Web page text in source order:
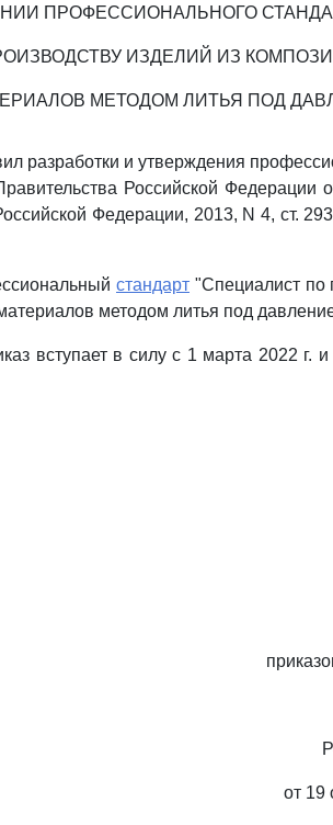
ПРОФЕССИОНАЛЬНОГО
ИЗДЕЛИЙ ИЗ
МЕТОДОМ ЛИТЬЯ ПОД
разработки и утверждения
Российской Федерации
Федерации, 2013, N 4, ст.
стандарт "Специалист по
методом литья под
вступает в силу с 1 марта 2022 г.
от 19